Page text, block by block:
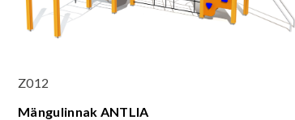
Z012
Mängulinnak ANTLIA